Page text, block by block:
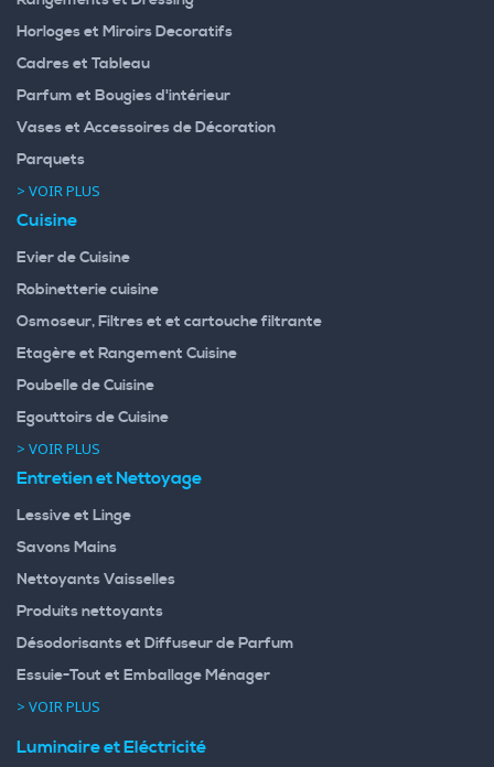
Horloges et Miroirs Decoratifs
Cadres et Tableau
Parfum et Bougies d'intérieur
Vases et Accessoires de Décoration
Parquets
> VOIR PLUS
Cuisine
Evier de Cuisine
Robinetterie cuisine
Osmoseur, Filtres et et cartouche filtrante
Etagère et Rangement Cuisine
Poubelle de Cuisine
Egouttoirs de Cuisine
> VOIR PLUS
Entretien et Nettoyage
Lessive et Linge
Savons Mains
Nettoyants Vaisselles
Produits nettoyants
Désodorisants et Diffuseur de Parfum
Essuie-Tout et Emballage Ménager
> VOIR PLUS
Luminaire et Eléctricité